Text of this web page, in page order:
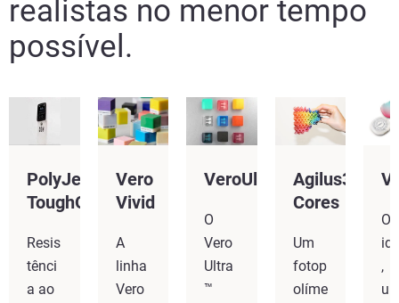
realistas no menor tempo
possível.
PolyJet
ToughONE™
Resis
tênci
a ao
Vero
Vivid
A
linha
Vero
VeroUltra™Clear
O
Vero
Ultra
™
Agilus30™
Cores
Um
fotop
olíme
,